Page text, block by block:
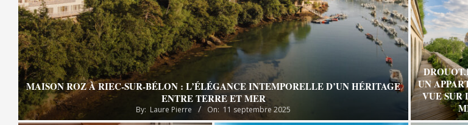
MAISON ROZ À RIEC-SUR-BÉLON : L’ÉLÉGANCE INTEMPORELLE D’UN HÉRITAGE
ENTRE TERRE ET MER
By: Laure Pierre On: 11 septembre 2025
UN
VUE SUR